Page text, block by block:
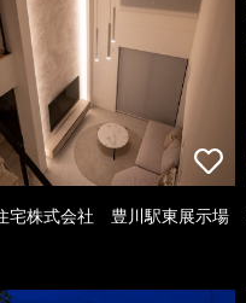
宅株式会社 豊川駅東展示場